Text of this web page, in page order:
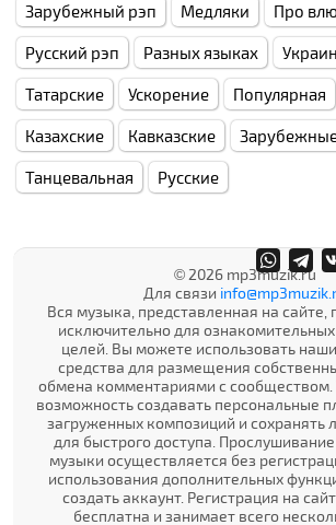
Зарубежный рэп Медляки Про
Русский рэп Разных языках
Татарские Ускорение Популярная
Казахские Кавказские
Танцевальная Русские
© 2026 mp3muzik.ru
Для связи
Вся музыка, представленная на сайте,
исключительно для
целей. Вы можете использовать
средства для размещения
обмена комментариями с сообществом.
возможность создавать персональные
загруженных композиций и сохранять
для быстрого доступа.
музыки осуществляется без
использования дополнительных
создать аккаунт. Регистрация на
бесплатна и занимает всего